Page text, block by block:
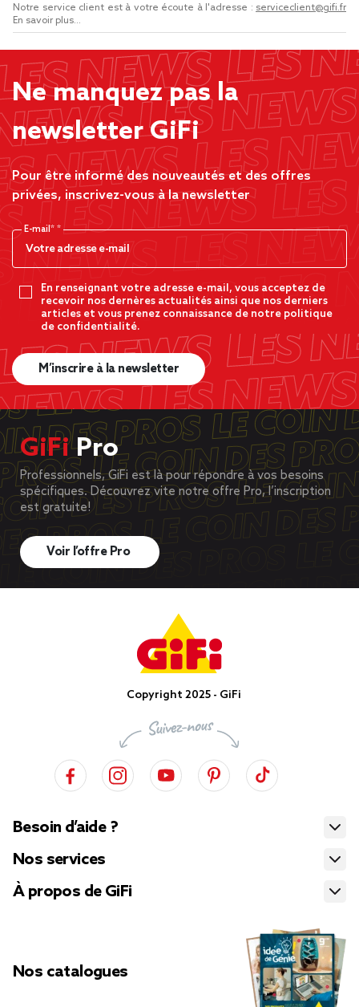
Notre service client est à votre écoute à l'adresse : serviceclient@gifi.fr
En savoir plus...
Ne manquez pas la
newsletter GiFi
Pour être informé des nouveautés et des offres
privées, inscrivez-vous à la newsletter
E-mail*
En renseignant votre adresse e-mail, vous acceptez de
recevoir nos dernères actualités ainsi que nos derniers
articles et vous prenez connaissance de notre politique
de confidentialité.
M’inscrire à la newsletter
GiFiPro
Professionnels, GiFi est là pour répondre à vos besoins
spécifiques. Découvrez vite notre offre Pro, l’inscription
est gratuite!
Voir l’offre Pro
Copyright 2025 - GiFi
Besoin d’aide ?
Nos services
À propos de GiFi
Nos catalogues